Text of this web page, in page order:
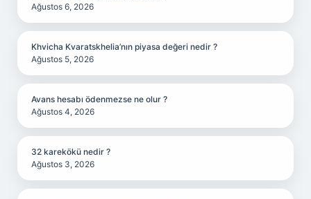
Ağustos 6, 2026
Khvicha Kvaratskhelia’nın piyasa değeri nedir ?
Ağustos 5, 2026
Avans hesabı ödenmezse ne olur ?
Ağustos 4, 2026
32 karekökü nedir ?
Ağustos 3, 2026